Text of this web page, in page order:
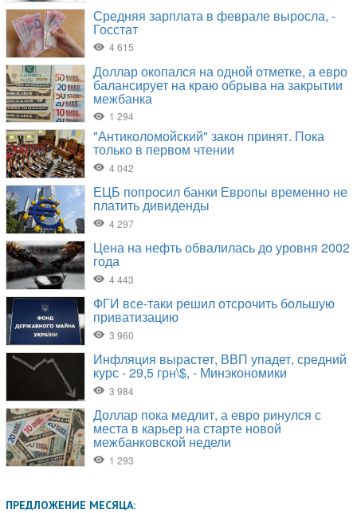
ПРЕДЛОЖЕНИЕ МЕСЯЦА: